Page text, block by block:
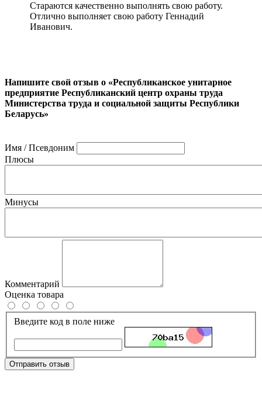
Стараются качественно выполнять свою работу.
Отлично выполняет свою работу Геннадий
Иванович.
Напишите свой отзыв о «Республиканское унитарное
предприятие Республиканский центр охраны труда
Министерства труда и социальной защиты Республики
Беларусь»
Имя / Псевдоним
Плюсы
Минусы
Комментарий
Оценка товара
Введите код в поле ниже
Отправить отзыв